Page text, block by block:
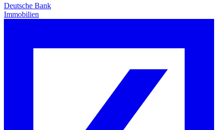
Deutsche Bank
Immobilien